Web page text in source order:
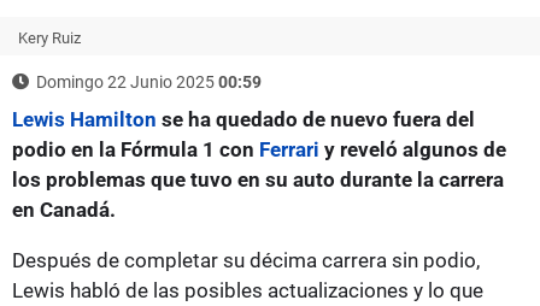
Kery Ruiz
Domingo 22 Junio 202500:59
Lewis Hamilton se ha quedado de nuevo fuera del
podio en la Fórmula 1 con Ferrari y reveló algunos de
los problemas que tuvo en su auto durante la carrera
en Canadá.
Después de completar su décima carrera sin podio,
Lewis habló de las posibles actualizaciones y lo que